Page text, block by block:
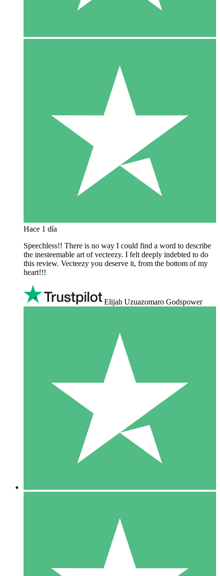
Hace 1 día
Speechless!! There is no way I could find a word to describe
the inesteemable art of vecteezy. I felt deeply indebted to do
this review. Vecteezy you deserve it, from the bottom of my
heart!!!
Elijah Uzuazomaro Godspower